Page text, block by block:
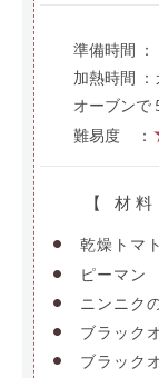
準備時間 ：
加熱時間
オーブンで
難易度
：
【 材
• 乾燥トマ
• ピーマン
• ニンニク
• ブラック
• ブラック